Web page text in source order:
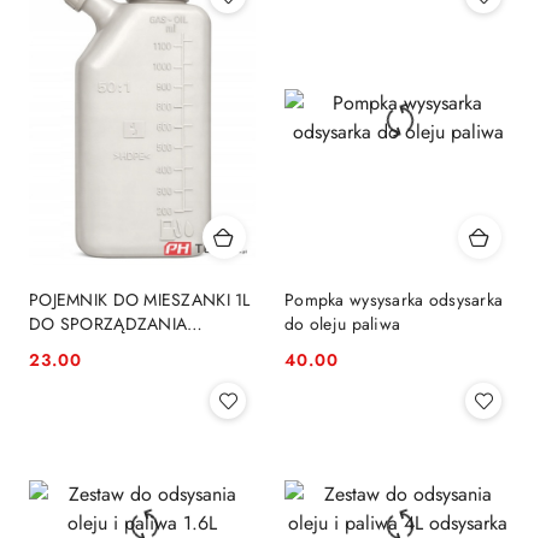
POJEMNIK DO MIESZANKI 1L
DO SPORZĄDZANIA
HUSQVARNA
Cena:
23.00
Pompka wysysarka odsysarka
do oleju paliwa
Cena:
40.00